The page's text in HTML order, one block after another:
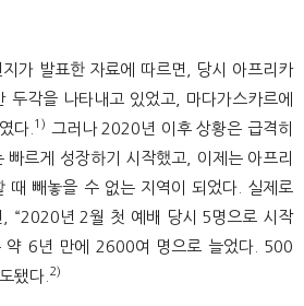
가 발표한 자료에 따르면, 당시 아프리카
두각을 나타내고 있었고, 마다가스카르에
다. 1)
그러나 2020년 이후 상황은 급격히
빠르게 성장하기 시작했고, 이제는 아프리
때 빼놓을 수 없는 지역이 되었다. 실제로
, “2020년 2월 첫 예배 당시 5명으로 시작
약 6년 만에 2600여 명으로 늘었다. 500
됐다. 2)